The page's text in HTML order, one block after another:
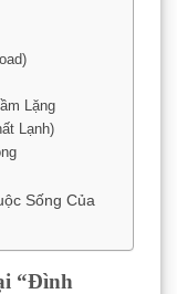
Lặng
Lạnh)
Sống Của
“Đình